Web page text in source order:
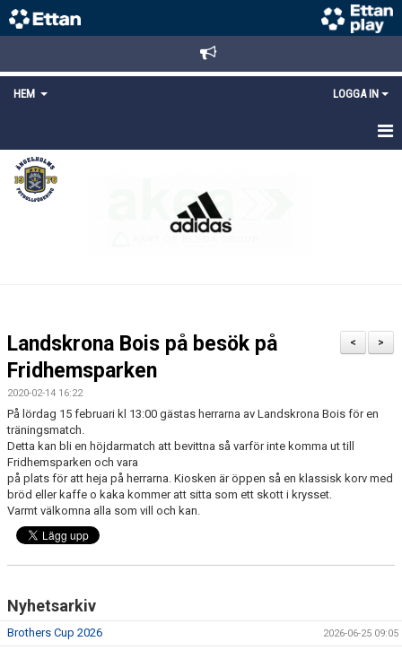
HEM LOGGA IN
STARTSIDA
NYHETER
LÄNKAR
MEDLEMS OCH TRÄNINGSAVGIFTER
>
<
Landskrona Bois på besök på
Fridhemsparken
2020-02-14 16:22
På lördag 15 februari kl 13:00 gästas herrarna av Landskrona Bois för en
träningsmatch.
Detta kan bli en höjdarmatch att bevittna så varför inte komma ut till
Fridhemsparken och vara
på plats för att heja på herrarna. Kiosken är öppen så en klassisk korv med
bröd eller kaffe o kaka kommer att sitta som ett skott i krysset.
Varmt välkomna alla som vill och kan.
Nyhetsarkiv
Brothers Cup 2026 2026-06-25 09:05